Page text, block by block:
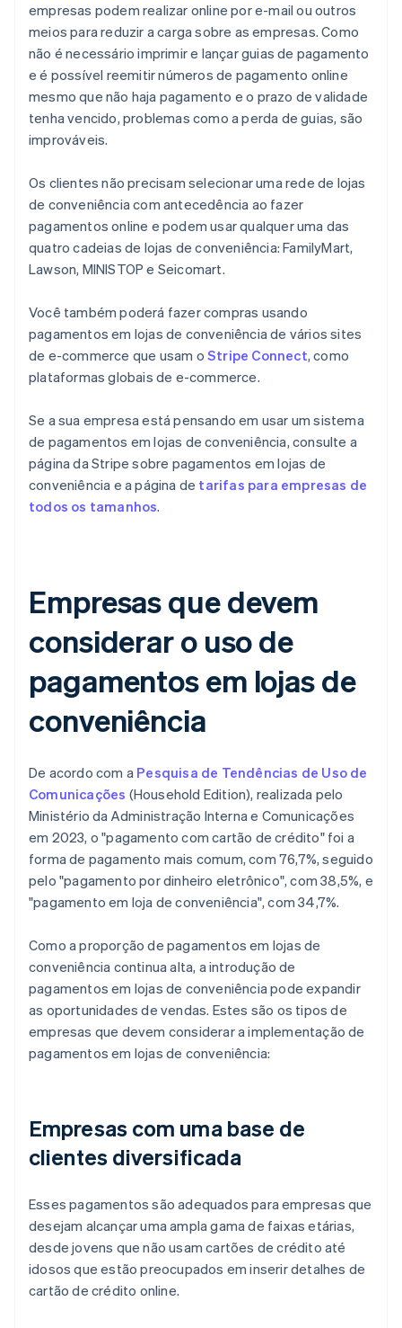
empresas podem realizar online por e-mail ou outros
meios para reduzir a carga sobre as empresas. Como
não é necessário imprimir e lançar guias de pagamento
e é possível reemitir números de pagamento online
mesmo que não haja pagamento e o prazo de validade
tenha vencido, problemas como a perda de guias, são
improváveis.
Os clientes não precisam selecionar uma rede de lojas
de conveniência com antecedência ao fazer
pagamentos online e podem usar qualquer uma das
quatro cadeias de lojas de conveniência: FamilyMart,
Lawson, MINISTOP e Seicomart.
Você também poderá fazer compras usando
pagamentos em lojas de conveniência de vários sites
de e-commerce que usam o Stripe Connect, como
plataformas globais de e-commerce.
Se a sua empresa está pensando em usar um sistema
de pagamentos em lojas de conveniência, consulte a
página da Stripe sobre pagamentos em lojas de
conveniência e a página de tarifas para empresas de
todos os tamanhos.
Empresas que devem
considerar o uso de
pagamentos em lojas de
conveniência
De acordo com a Pesquisa de Tendências de Uso de
Comunicações (Household Edition), realizada pelo
Ministério da Administração Interna e Comunicações
em 2023, o "pagamento com cartão de crédito" foi a
forma de pagamento mais comum, com 76,7%, seguido
pelo "pagamento por dinheiro eletrônico", com 38,5%, e
"pagamento em loja de conveniência", com 34,7%.
Como a proporção de pagamentos em lojas de
conveniência continua alta, a introdução de
pagamentos em lojas de conveniência pode expandir
as oportunidades de vendas. Estes são os tipos de
empresas que devem considerar a implementação de
pagamentos em lojas de conveniência:
Empresas com uma base de
clientes diversificada
Esses pagamentos são adequados para empresas que
desejam alcançar uma ampla gama de faixas etárias,
desde jovens que não usam cartões de crédito até
idosos que estão preocupados em inserir detalhes de
cartão de crédito online.